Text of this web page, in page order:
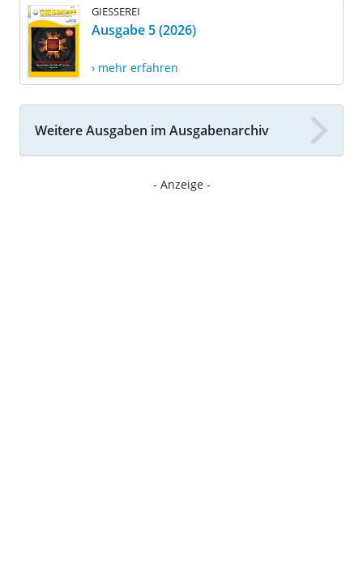
GIESSEREI
Ausgabe 5 (2026)
› mehr erfahren
Weitere Ausgaben im Ausgabenarchiv
- Anzeige -